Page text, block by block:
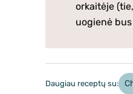
orkaitėje
uogienė
Daugiau receptų su: